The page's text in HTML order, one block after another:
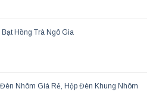
Bạt Hồng Trà Ngô Gia
Nhôm Giá Rẻ, Hộp Đèn Khung Nhôm